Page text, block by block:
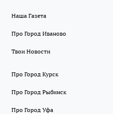
Наша Газета
Про Город Иваново
Твои Новости
Про Город Курск
Про Город Рыбинск
Про Город Уфа